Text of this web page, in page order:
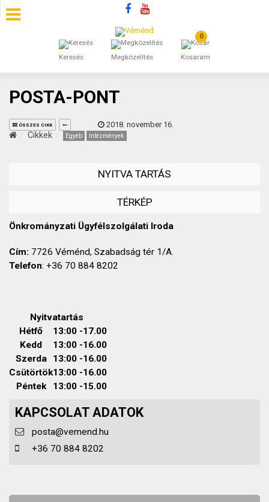
Keresés Megközelítés
0
Kosaram
SZÁLLÁSOK
ÁLTALÁNOS SZERZŐDÉSI FELTÉTELEK
KINCSES BARANYA VÉMÉND
POSTA-PONT
ÖSSZES CIKK 2018. november 16.
Cikkek Egyéb Intézmények
NYITVA TARTÁS
TÉRKÉP
Önkrományzati Ügyfélszolgálati Iroda
Cím: 7726 Véménd, Szabadság tér 1/A.
Telefon: +36 70 884 8202
Nyitvatartás
Hétfő
13:00 -17.00
Kedd
13:00 -16.00
Szerda
13:00 -16.00
Csütörtök13:00 -16.00
Péntek
13:00 -15.00
KAPCSOLAT ADATOK
posta@vemend.hu
+36 70 884 8202